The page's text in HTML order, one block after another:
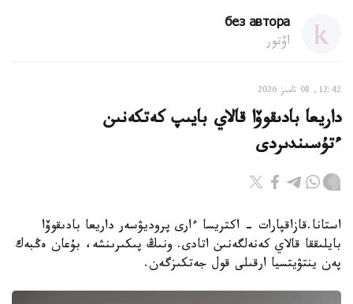
без автора
اۆتور
12:42, 08 تامىز 2026
داريعا بادىقوۆا قالاي بايىپ كەتكەنىن
ءتۇسىندىردى
استانا.قازاقپارات - اكتريسا ءارى پروديۋسەر داريعا بادىقوۆا
بايلىققا قالاي كەنەلگەنىن اتادى. ونىڭ پىكىرىنشە، بۇعان ەڭبەك
پەن ينتۋيتسيا ارقىلى قول جەتكىزگەن.